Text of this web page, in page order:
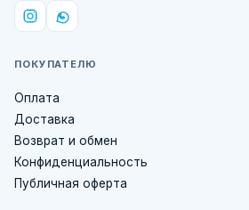
ПОКУПАТЕЛЮ
Оплата
Доставка
Возврат и обмен
Конфиденциальность
Публичная оферта